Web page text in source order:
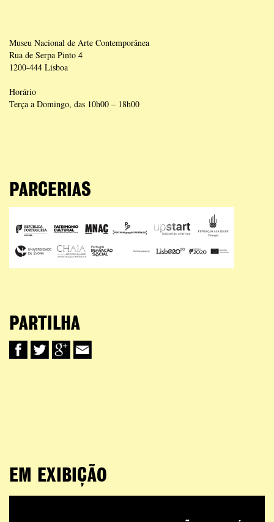
Museu Nacional de Arte Contemporânea
Rua de Serpa Pinto 4
1200-444 Lisboa
Horário
Terça a Domingo, das 10h00 – 18h00
PARCERIAS
PARTILHA
EM EXIBIÇÃO